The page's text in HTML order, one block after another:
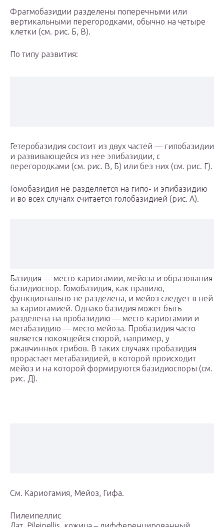
Фрагмобазидии разделены поперечными или
вертикальными перегородками, обычно на четыре
клетки (см. рис. Б, В).
По типу развития:
Гетеробазидия состоит из двух частей — гипобазидии
и развивающейся из нее эпибазидии, с
перегородками (см. рис. В, Б) или без них (см. рис. Г).
Гомобазидия не разделяется на гипо- и эпибазидию
и во всех случаях считается голобазидией (рис. А).
Базидия — место кариогамии, мейоза и образования
базидиоспор. Гомобазидия, как правило,
функционально не разделена, и мейоз следует в ней
за кариогамией. Однако базидия может быть
разделена на пробазидию — место кариогамии и
метабазидию — место мейоза. Пробазидия часто
является покоящейся спорой, например, у
ржавчинных грибов. В таких случаях пробазидия
прорастает метабазидией, в которой происходит
мейоз и на которой формируются базидиоспоры (см.
рис. Д).
См. Кариогамия, Мейоз, Гифа.
Пилеипеллис